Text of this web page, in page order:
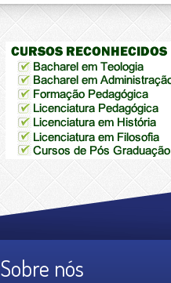
Sobre nós